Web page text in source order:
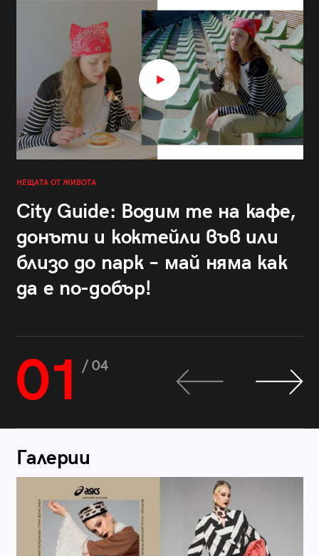
НЕЩАТА ОТ ЖИВОТА
City Guide: Водим те на кафе,
донъти и коктейли във или
близо до парк – май няма как
да е по-добър!
01 / 04
Галерии